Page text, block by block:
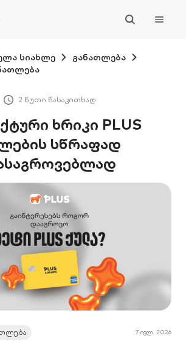
სიახლე
განათლება
2 წუთი წასაკითხად
ხრიკი PLUS
სწრაფად
7 ივლ. 2026